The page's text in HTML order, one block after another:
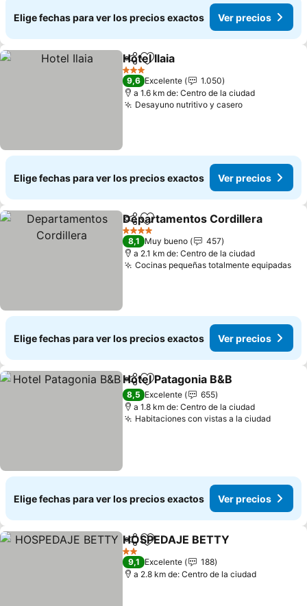
Elige fechas para ver los precios exactos Ver precios
CompartirAgregar a favoritos
Hotel Ilaia
3 Estrellas
9,6 Excelente
1.050
a 1.6 km de: Centro de la ciudad
Desayuno nutritivo y caseroVer precios
Elige fechas para ver los precios exactos Ver precios
CompartirAgregar a favoritos
Departamentos Cordillera
4 Estrellas
8,1 Muy bueno
457
a 2.1 km de: Centro de la ciudad
Cocinas pequeñas totalmente equipadas
Elige fechas para ver los precios exactos Ver precios
CompartirAgregar a favoritos
Hotel Patagonia B&B
8,5 Excelente
655
a 1.8 km de: Centro de la ciudad
Habitaciones con vistas a la ciudadVer
Elige fechas para ver los precios exactos Ver precios
CompartirAgregar a favoritos
HOSPEDAJE BETTY
2 Estrellas
9,1 Excelente
188
a 2.8 km de: Centro de la ciudad